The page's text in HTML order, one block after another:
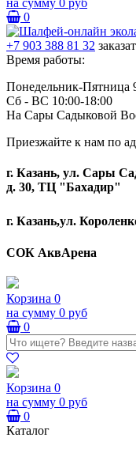
на сумму 0 руб
0
+7 903 388 81 32
Время работы:
Понедельник-Пятница
Сб - ВС 10:00-18:00
На Сары Садыковой
Приезжайте к нам по
г. Казань, ул. Сары
д. 30, ТЦ "Бахадир"
г. Казань,ул.
СОК АквАрена
Корзина 0
на сумму 0 руб
0
Корзина 0
на сумму 0 руб
0
Каталог